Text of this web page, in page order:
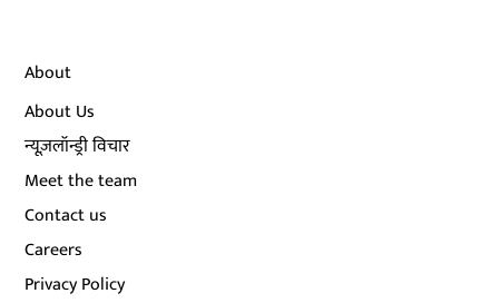
About
About Us
न्यूज़लॉन्ड्री विचार
Meet the team
Contact us
Careers
Privacy Policy